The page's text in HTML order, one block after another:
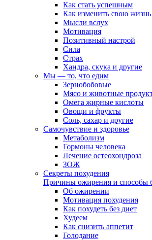
Как стать успешным
Как изменить свою жизнь
Мысли вслух
Мотивация
Позитивный настрой
Сила
Страх
Хандра, скука и другие
Мы — то, что едим
Зернобобовые
Мясо и животные
Омега жирные кислоты
Овощи и фрукты
Соль, сахар и другие
Самочувствие и здоровье
Метаболизм
Гормоны человека
Лечение остеохондроза
ЗОЖ
Секреты похудения
Причины ожирения и способы
Об ожирении
Мотивация похудения
Как похудеть без диет
Худеем
Как снизить аппетит
Голодание